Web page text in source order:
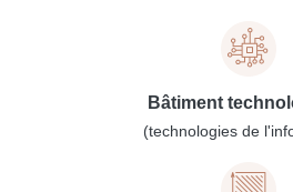
Bâtiment
(technologies de